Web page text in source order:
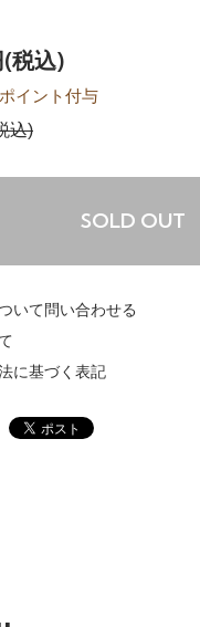
税込)
ポイント付与
込)
SOLD OUT
いて問い合わせる
に基づく表記